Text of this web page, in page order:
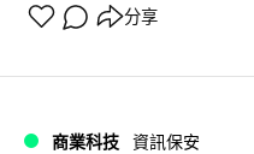
分享
商業科技 資訊保安